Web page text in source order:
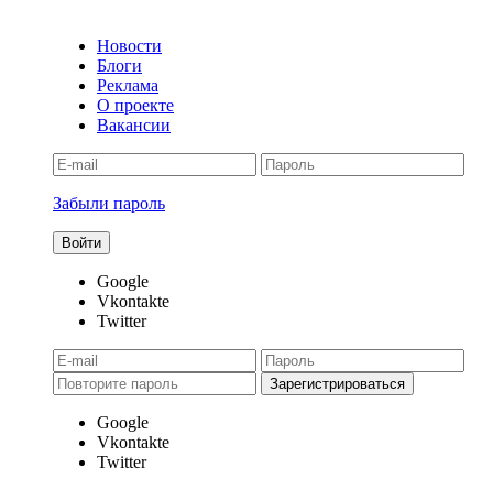
Новости
Блоги
Реклама
О проекте
Вакансии
Забыли пароль
Google
Vkontakte
Twitter
Google
Vkontakte
Twitter